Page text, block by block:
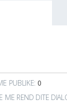
PUBLIKE: 0
ME REND DITE